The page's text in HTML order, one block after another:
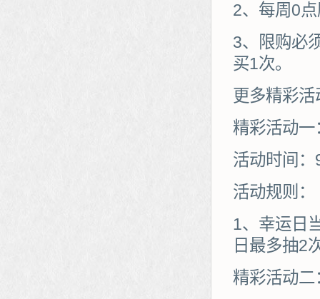
2、每周0
3、限购必
买1次。
更多精彩
精彩活动
活动时间：
活动规则：
1、幸运日
日最多抽2
精彩活动